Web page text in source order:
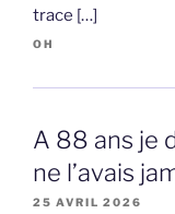
trace […]
OH
A 88 ans je
ne l’avais
25 AVRIL 2026